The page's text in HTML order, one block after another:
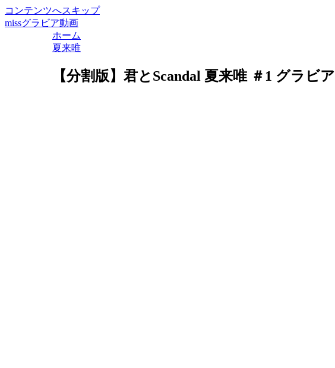
コンテンツへスキップ
missグラビア動画
ホーム
夏来唯
【分割版】君とScandal 夏来唯 ＃1 グラビア